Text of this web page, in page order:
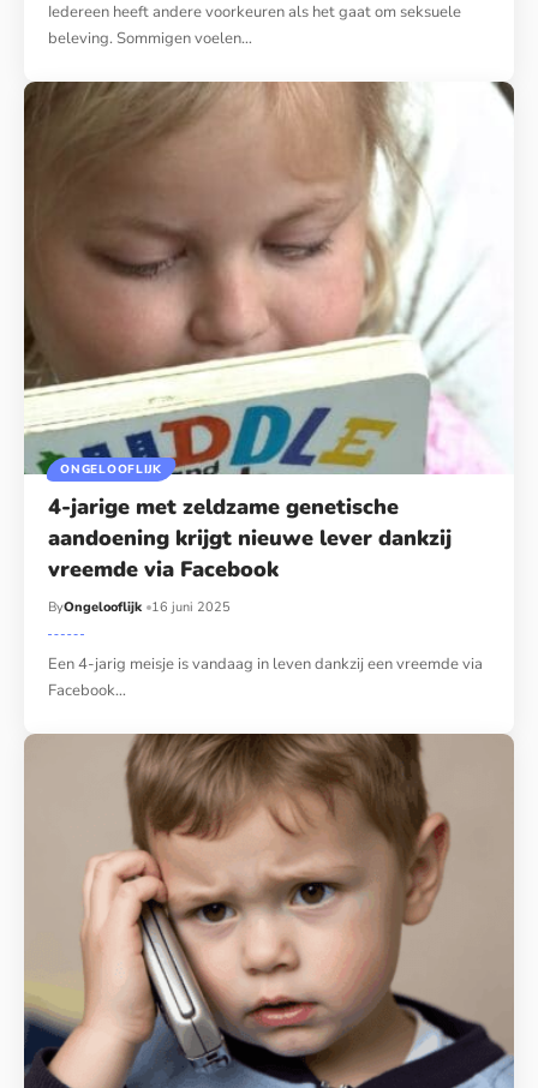
Iedereen heeft andere voorkeuren als het gaat om seksuele
beleving. Sommigen voelen…
ONGELOOFLIJK
4-jarige met zeldzame genetische
aandoening krijgt nieuwe lever dankzij
vreemde via Facebook
ByOngelooflijk 16 juni 2025
Een 4-jarig meisje is vandaag in leven dankzij een vreemde via
Facebook…